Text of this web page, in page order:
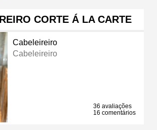
CORTE Á LA CARTE
Cabeleireiro
Cabeleireiro
36 avaliações
16 comentários